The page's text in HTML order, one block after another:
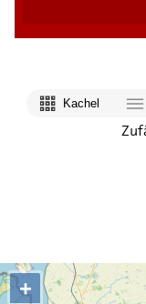
Kachel
+